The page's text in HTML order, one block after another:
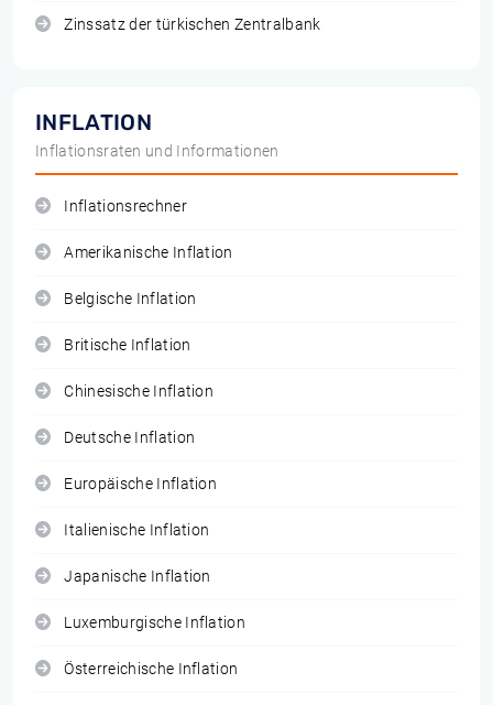
Zinssatz der türkischen Zentralbank
INFLATION
Inflationsraten und Informationen
Inflationsrechner
Amerikanische Inflation
Belgische Inflation
Britische Inflation
Chinesische Inflation
Deutsche Inflation
Europäische Inflation
Italienische Inflation
Japanische Inflation
Luxemburgische Inflation
Österreichische Inflation